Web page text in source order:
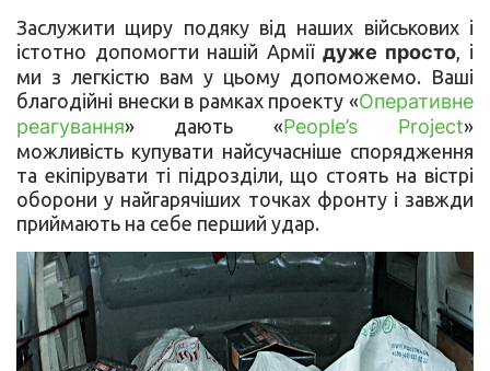
Заслужити щиру подяку від наших військових і
істотно допомогти нашій Армії дуже просто, і
ми з легкістю вам у цьому допоможемо. Ваші
благодійні внески в рамках проекту «Оперативне
реагування» дають «People’s Project»
можливість купувати найсучасніше спорядження
та екіпірувати ті підрозділи, що стоять на вістрі
оборони у найгарячіших точках фронту і завжди
приймають на себе перший удар.